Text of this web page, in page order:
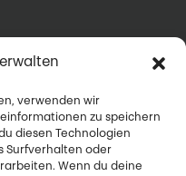
verwenden wir
zu speichern
diesen Technologien
Surfverhalten oder
Wenn du deine